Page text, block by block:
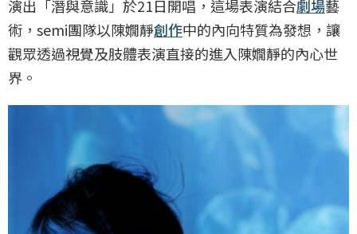
演出「潛與意識」於21日開唱，這場表演結合劇場藝
術，semi團隊以陳嫺靜創作中的內向特質為發想，讓
觀眾透過視覺及肢體表演直接的進入陳嫺靜的內心世
界。